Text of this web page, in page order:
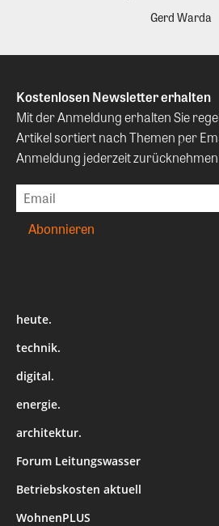
Gerd Warda
Kostenlosen Newsletter erhalten
Mit der Anmeldung erhalten Sie
Artikel sortiert nach Themen per
Anmeldung jederzeit
heute.
technik.
digital.
energie.
architektur.
Forum Leitungswasser
Betriebskosten aktuell
WohnenPLUS